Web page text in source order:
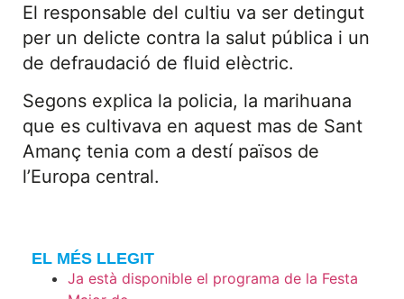
El responsable del cultiu va ser detingut
per un delicte contra la salut pública i un
de defraudació de fluid elèctric.
Segons explica la policia, la marihuana
que es cultivava en aquest mas de Sant
Amanç tenia com a destí països de
l’Europa central.
EL MÉS LLEGIT
Ja està disponible el programa de la Festa